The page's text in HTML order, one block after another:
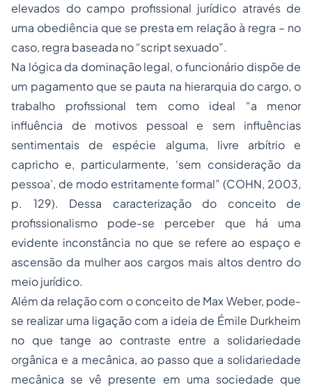
elevados do campo profissional jurídico através de
uma obediência que se presta em relação à regra – no
caso, regra baseada no “script sexuado”.
Na lógica da dominação legal, o funcionário dispõe de
um pagamento que se pauta na hierarquia do cargo, o
trabalho profissional tem como ideal “a menor
influência de motivos pessoal e sem influências
sentimentais de espécie alguma, livre arbítrio e
capricho e, particularmente, ‘sem consideração da
pessoa’, de modo estritamente formal” (COHN, 2003,
p. 129). Dessa caracterização do conceito de
profissionalismo pode-se perceber que há uma
evidente inconstância no que se refere ao espaço e
ascensão da mulher aos cargos mais altos dentro do
meio jurídico.
Além da relação com o conceito de Max Weber, pode-
se realizar uma ligação com a ideia de Émile Durkheim
no que tange ao contraste entre a solidariedade
orgânica e a mecânica, ao passo que a solidariedade
mecânica se vê presente em uma sociedade que